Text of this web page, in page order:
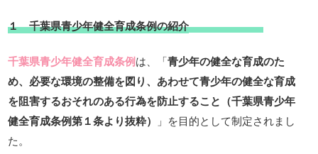
１ 千葉県青少年健全育成条例の紹介
千葉県青少年健全育成条例は、「青少年の健全な育成のた
め、必要な環境の整備を図り、あわせて青少年の健全な育成
を阻害するおそれのある行為を防止すること（千葉県青少年
健全育成条例第１条より抜粋）
」を目的として制定されまし
た。